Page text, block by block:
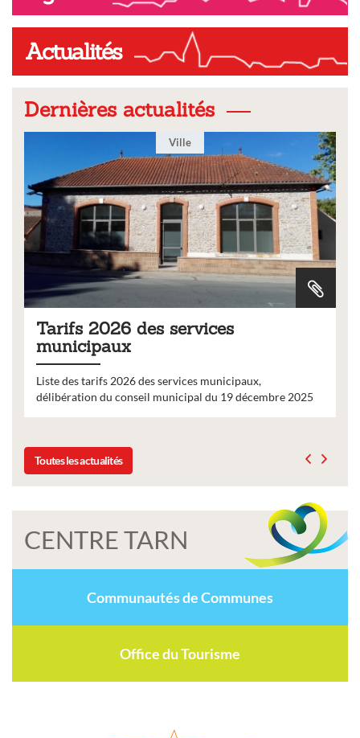
Actualités
Dernières actualités
Ville
Tarifs 2026 des services
municipaux
Liste des tarifs 2026 des services municipaux,
délibération du conseil municipal du 19 décembre 2025
Toutes les actualités
CENTRE TARN
Communautés de Communes
Office du Tourisme